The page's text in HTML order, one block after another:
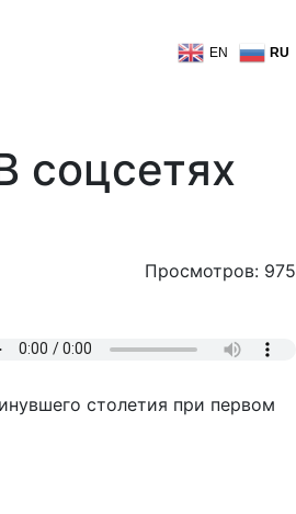
EN RU
соцсетях
Просмотров: 975
столетия при первом